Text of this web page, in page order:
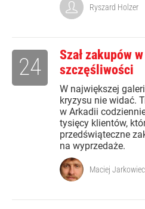
Ryszard Holzer
Szał zakupów
szczęśliwości
W największej
kryzysu nie widać.
w Arkadii
tysięcy klientów,
przedświąteczne
na wyprzedaże.
24
Maciej Jarkowiec